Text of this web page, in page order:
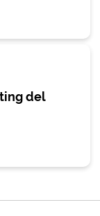
del